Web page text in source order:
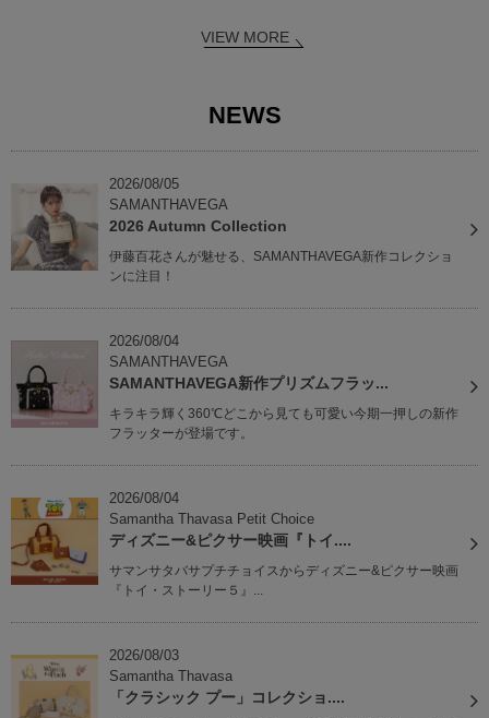
VIEW MORE
NEWS
2026/08/05
SAMANTHAVEGA
2026 Autumn Collection
伊藤百花さんが魅せる、SAMANTHAVEGA新作コレクショ
ンに注目！
2026/08/04
SAMANTHAVEGA
SAMANTHAVEGA新作プリズムフラッ...
キラキラ輝く360℃どこから見ても可愛い今期一押しの新作
フラッターが登場です。
2026/08/04
Samantha Thavasa Petit Choice
ディズニー&ピクサー映画『トイ....
サマンサタバサプチチョイスからディズニー&ピクサー映画
『トイ・ストーリー５』...
2026/08/03
Samantha Thavasa
「クラシック プー」コレクショ....